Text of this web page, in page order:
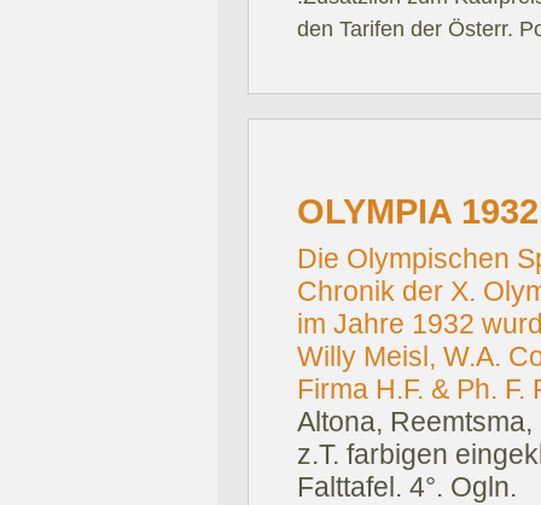
den Tarifen der Österr.
OLYMPIA
Die Olympischen
Chronik der X.
im Jahre 1932
Willy Meisl, W.A.
Firma H.F. & Ph.
Altona, Reemtsma,
z.T. farbigen
Falttafel. 4°. Ogln.